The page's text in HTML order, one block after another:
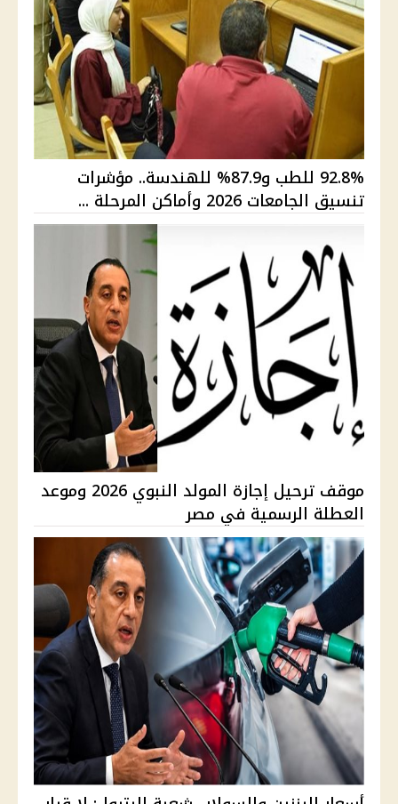
92.8% للطب و87.9% للهندسة.. مؤشرات
تنسيق الجامعات 2026 وأماكن المرحلة ...
موقف ترحيل إجازة المولد النبوي 2026 وموعد
العطلة الرسمية في مصر